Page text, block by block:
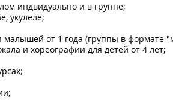
индвидуально и в группе;
укулеле;
от 1 года (группы в формате
и хореографии для детей от 4 лет;